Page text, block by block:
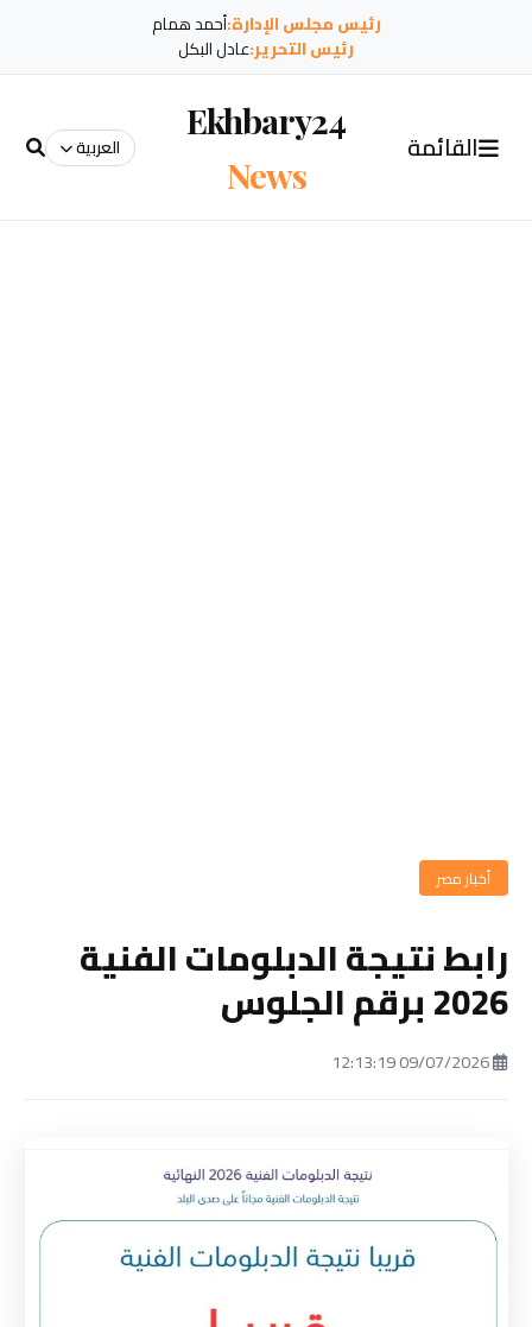
رئيس مجلس الإدارة:أحمد همام
رئيس التحرير:عادل البكل
القائمة
Ekhbary24
News
العربية
أخبار مصر
رابط نتيجة الدبلومات الفنية
2026 برقم الجلوس